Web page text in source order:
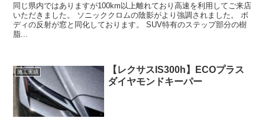
同じ県内ではありますが100km以上離れており高速を利用してご来店
いただきました。 ソニッククロムの陰影がより強調されました。 ボ
ディの反射が窓と同化しております。 SUV特有のステップ部分の樹
脂...
施工実績
【レクサスIS300h】ECOプラス
ダイヤモンドキーパー